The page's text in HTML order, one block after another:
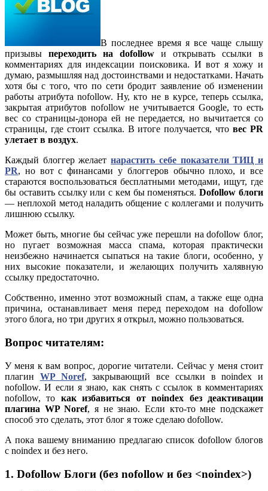
В последнее время я все чаще слышу
призывы переходить на dofollow и открывать ссылки в
комментариях для индексации поисковика. И вот я хожу и
думаю, размышляя над достоинствами и недостатками. Начать
хотя бы с того, что по сети бродит заявление об изменении
работы атрибута nofollow. Ну, кто не в курсе, теперь ссылка,
закрытая атрибутов nofollow не учитывается Google, то есть
вес со страницы-донора ей не передается, но вычитается со
страницы, где стоит ссылка. В итоге получается, чтовес PR
улетает в воздух.
Каждый блоггер желаетнарастить себе показатели ТИЦ и
PR, но вот с финансами у блоггеров обычно плохо, и все
стараются воспользоваться бесплатными методами, ищут, где
бы оставить ссылку или с кем бы поменяться.Dofollow блоги
— неплохой метод наладить общение с коллегами и получить
лишнюю ссылку.
Может быть, многие бы сейчас уже перешли на dofollow блог,
но пугает возможная масса спама, которая практически
неизбежно начинается сыпаться на такие блоги, особенно, у
них высокие показатели, и желающих получить халявную
ссылку предостаточно.
Собственно, именно этот возможный спам, а также еще одна
причина, останавливает меня перед переходом на dofollow
этого блога, но три других я открыл, можно пользоваться.
Вопрос читателям:
У меня к вам вопрос, дорогие читатели. Сейчас у меня стоит
плагин WP Noref, закрывающий все ссылки в noindex и
nofollow. И если я знаю, как снять с ссылок в комментариях
nofollow, то как избавиться от noindex без деактивации
плагина WP Noref, я не знаю. Если кто-то мне подскажет
способ это сделать, этот блог я тоже сделаю dofollow.
А пока вашему вниманию предлагаю список dofollow блогов
с noindex и без него.
1. Dofollow Блоги (без nofollow и без <noindex>)